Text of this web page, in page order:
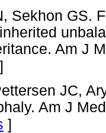
Sekhon GS.
Am J
]
JC,
Am J
]